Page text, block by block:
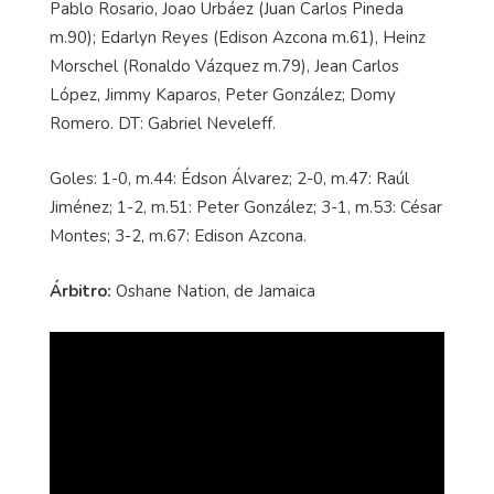
Pablo Rosario, Joao Urbáez (Juan Carlos Pineda
m.90); Edarlyn Reyes (Edison Azcona m.61), Heinz
Morschel (Ronaldo Vázquez m.79), Jean Carlos
López, Jimmy Kaparos, Peter González; Domy
Romero. DT: Gabriel Neveleff.
Goles: 1-0, m.44: Édson Álvarez; 2-0, m.47: Raúl
Jiménez; 1-2, m.51: Peter González; 3-1, m.53: César
Montes; 3-2, m.67: Edison Azcona.
Árbitro: Oshane Nation, de Jamaica